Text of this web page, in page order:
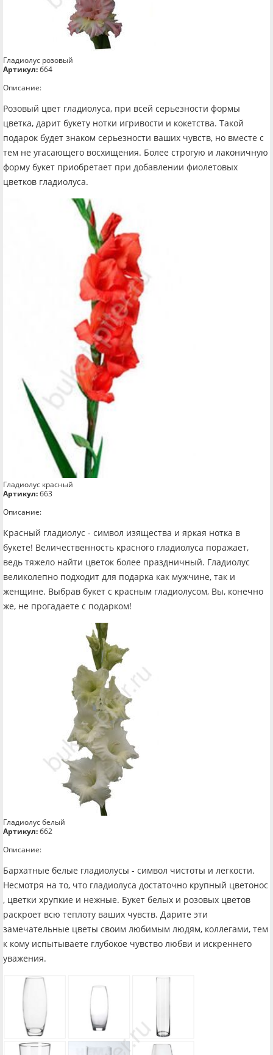
Гладиолус розовый
Артикул:б64
Описание:
Розовый цвет гладиолуса, при всей серьезности формы
цветка, дарит букету нотки игривости и кокетства. Такой
подарок будет знаком серьезности ваших чувств, но вместе с
тем не угасающего восхищения. Более строгую и лаконичную
форму букет приобретает при добавлении фиолетовых
цветков гладиолуса.
Гладиолус красный
Артикул:б63
Описание:
Красный гладиолус - символ изящества и яркая нотка в
букете! Величественность красного гладиолуса поражает,
ведь тяжело найти цветок более праздничный. Гладиолус
великолепно подходит для подарка как мужчине, так и
женщине. Выбрав букет с красным гладиолусом, Вы, конечно
же, не прогадаете с подарком!
Гладиолус белый
Артикул:б62
Описание:
Бархатные белые гладиолусы - символ чистоты и легкости.
Несмотря на то, что гладиолуса достаточно крупный цветонос
, цветки хрупкие и нежные. Букет белых и розовых цветов
раскроет всю теплоту ваших чувств. Дарите эти
замечательные цветы своим любимым людям, коллегами, тем
к кому испытываете глубокое чувство любви и искреннего
уважения.